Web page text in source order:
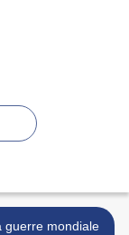
guerre mondiale